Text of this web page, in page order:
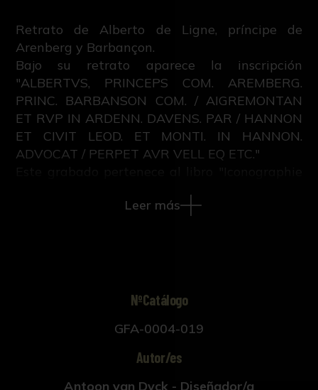
Retrato de Alberto de Ligne, príncipe de
Arenberg y Barbançon.
Bajo su retrato aparece la inscripción
"ALBERTVS, PRINCEPS COM. AREMBERG.
PRINC. BARBANSON COM. / AIGREMONTAN
ET RVP IN ARDENN. DAVENS. PAR / HANNON
ET CIVIT LEOD. ET MONTI. IN HANNON.
ADVOCAT / PERPET AVR VELL EQ ETC."
escrito por M.V. con grabados sobre retratos
Leer más
NºCatálogo
GFA-0004-019
Autor/es
Antoon van Dyck - Diseñador/a